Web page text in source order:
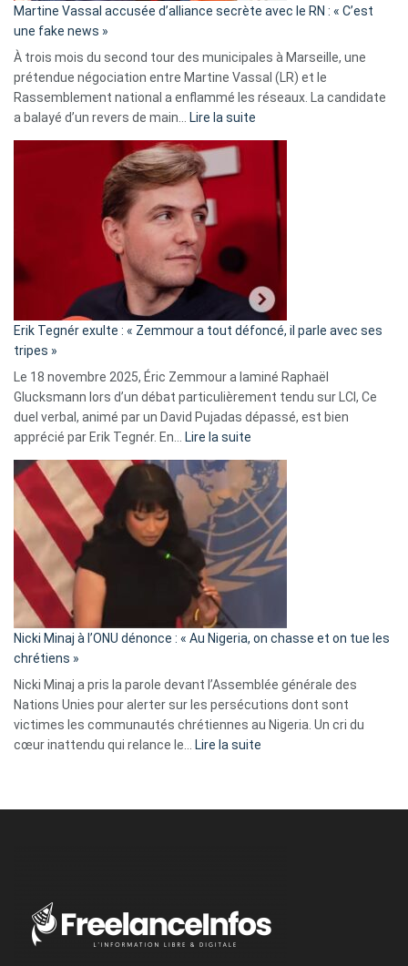
Algérie
Martine Vassal accusée d’alliance secrète avec le RN : « C’est
une fake news »
À trois mois du second tour des municipales à Marseille, une
prétendue négociation entre Martine Vassal (LR) et le
Rassemblement national a enflammé les réseaux. La candidate
a balayé d’un revers de main…
Lire la suite
d’alliance
secrète
«
C’est
fake
news
»
Erik Tegnér exulte : « Zemmour a tout défoncé, il parle avec ses
tripes »
Le 18 novembre 2025, Éric Zemmour a laminé Raphaël
Glucksmann lors d’un débat particulièrement tendu sur LCI, Ce
duel verbal, animé par un David Pujadas dépassé, est bien
apprécié par Erik Tegnér. En…
Lire la suite
Tegnér
exulte
« Zemmour
a
tout
parle
ses
tripes »
Nicki Minaj à l’ONU dénonce : « Au Nigeria, on chasse et on tue les
chrétiens »
Nicki Minaj a pris la parole devant l’Assemblée générale des
Nations Unies pour alerter sur les persécutions dont sont
victimes les communautés chrétiennes au Nigeria. Un cri du
cœur inattendu qui relance le…
Lire la suite
Nigeria,